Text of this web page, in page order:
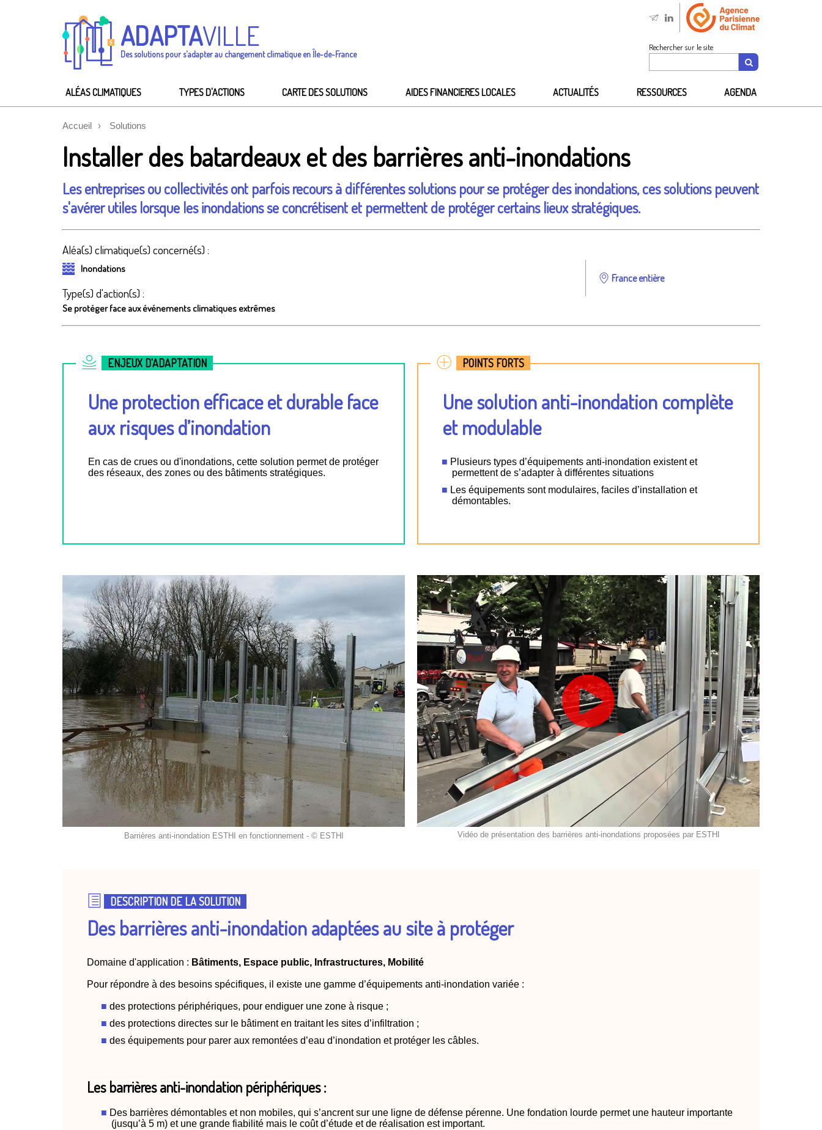
ADAPTAVILLE
Des solutions pour s'adapter au changement climatique en Île-de-France
Rechercher sur le site
ALÉAS CLIMATIQUES TYPES D'ACTIONS CARTE DES SOLUTIONS AIDES FINANCIERES LOCALES ACTUALITÉS RESSOURCES AGENDA
Accueil Solutions
Installer des batardeaux et des barrières anti-inondations
Les entreprises ou collectivités ont parfois recours à différentes solutions pour se protéger des inondations, ces solutions peuvent
s'avérer utiles lorsque les inondations se concrétisent et permettent de protéger certains lieux stratégiques.
Aléa(s) climatique(s) concerné(s) :
Inondations
Type(s) d'action(s) :
Se protéger face aux événements climatiques extrêmes
France entière
ENJEUX D'ADAPTATION
Une protection efficace et durable face
aux risques d’inondation
En cas de crues ou d'inondations, cette solution permet de protéger
des réseaux, des zones ou des bâtiments stratégiques.
POINTS FORTS
Une solution anti-inondation complète
et modulable
Plusieurs types d’équipements anti-inondation existent et
permettent de s’adapter à différentes situations
Les équipements sont modulaires, faciles d’installation et
démontables.
Barrières anti-inondation ESTHI en fonctionnement - © ESTHI Vidéo de présentation des barrières anti-inondations proposées par ESTHI
DESCRIPTION DE LA SOLUTION
Des barrières anti-inondation adaptées au site à protéger
Domaine d'application : Bâtiments, Espace public, Infrastructures, Mobilité
Pour répondre à des besoins spécifiques, il existe une gamme d’équipements anti-inondation variée :
des protections périphériques, pour endiguer une zone à risque ;
des protections directes sur le bâtiment en traitant les sites d’infiltration ;
des équipements pour parer aux remontées d’eau d’inondation et protéger les câbles.
Les barrières anti-inondation périphériques :
Des barrières démontables et non mobiles, qui s’ancrent sur une ligne de défense pérenne. Une fondation lourde permet une hauteur importante
(jusqu’à 5 m) et une grande fiabilité mais le coût d’étude et de réalisation est important.